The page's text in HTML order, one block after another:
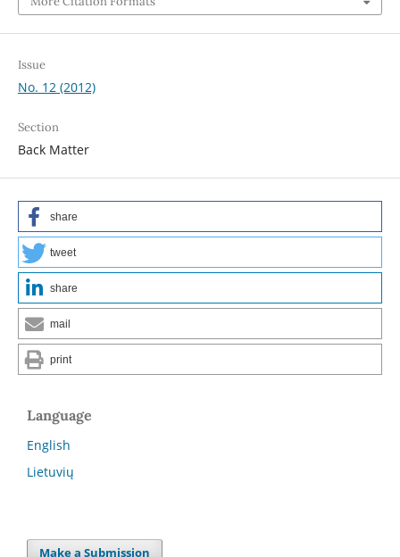
Issue
No. 12 (2012)
Section
Back Matter
share
tweet
share
mail
print
Language
English
Lietuvių
Make a Submission